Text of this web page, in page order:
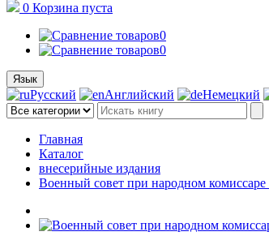
0 Корзина пуста
0
0
Язык
Русский Английский Немецкий
Главная
Каталог
внесерийные издания
Военный совет при народном